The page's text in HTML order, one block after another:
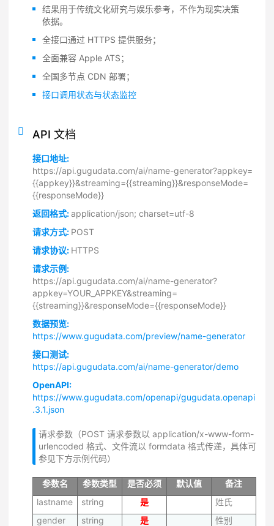
结果用于传统文化研究与娱乐参考，不作为现实决策
依据。
全接口通过 HTTPS 提供服务；
全面兼容 Apple ATS；
全国多节点 CDN 部署；
接口调用状态与状态监控
API 文档
接口地址:
https://api.gugudata.com/ai/name-generator?appkey=
{{appkey}}&streaming={{streaming}}&responseMode=
{{responseMode}}
返回格式:application/json; charset=utf-8
请求方式: POST
请求协议: HTTPS
请求示例:
https://api.gugudata.com/ai/name-generator?
appkey=YOUR_APPKEY&streaming=
{{streaming}}&responseMode={{responseMode}}
数据预览:
https://www.gugudata.com/preview/name-generator
接口测试:
https://api.gugudata.com/ai/name-generator/demo
OpenAPI:
https://www.gugudata.com/openapi/gugudata.openapi
.3.1.json
请求参数（POST 请求参数以 application/x-www-form-
urlencoded 格式、文件流以 formdata 格式传递，具体可
参见下方示例代码）
参数名 参数类型 是否必须 默认值
备注
lastname
string 是
姓氏
gender
string 是
性别